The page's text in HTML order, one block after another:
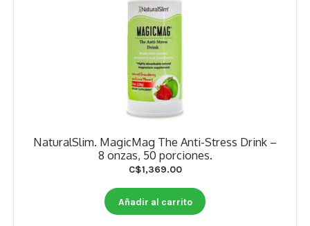
NaturalSlim. MagicMag The Anti-Stress Drink –
8 onzas, 50 porciones.
C$1,369.00
Añadir al carrito